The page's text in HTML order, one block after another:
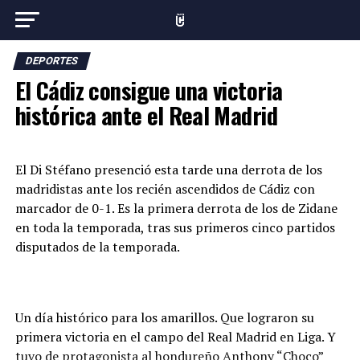
DEPORTES
El Cádiz consigue una victoria
histórica ante el Real Madrid
El Di Stéfano presenció esta tarde una derrota de los
madridistas ante los recién ascendidos de Cádiz con
marcador de 0-1. Es la primera derrota de los de Zidane
en toda la temporada, tras sus primeros cinco partidos
disputados de la temporada.
Un día histórico para los amarillos. Que lograron su
primera victoria en el campo del Real Madrid en Liga. Y
tuvo de protagonista al hondureño Anthony “Choco”